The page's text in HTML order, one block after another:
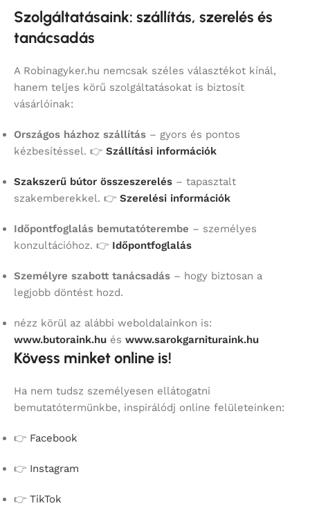
Szolgáltatásaink: szállítás, szerelés és
tanácsadás
A Robinagyker.hu nemcsak széles választékot kínál,
hanem teljes körű szolgáltatásokat is biztosít
vásárlóinak:
Országos házhoz szállítás – gyors és pontos
kézbesítéssel. 👉 Szállítási információk
Szakszerű bútor összeszerelés – tapasztalt
szakemberekkel. 👉 Szerelési információk
Időpontfoglalás bemutatóterembe – személyes
konzultációhoz. 👉 Időpontfoglalás
Személyre szabott tanácsadás – hogy biztosan a
legjobb döntést hozd.
nézz körül az alábbi weboldalainkon is:
www.butoraink.hu és www.sarokgarnituraink.hu
Kövess minket online is!
Ha nem tudsz személyesen ellátogatni
bemutatótermünkbe, inspirálódj online felületeinken:
👉 Facebook
👉 Instagram
👉 TikTok